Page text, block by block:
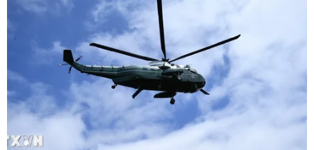
Nhà sử học Pháp viết về cuộc hành trình
của Chủ tịch Hồ Chí Minh
18/05/2020 04:09
Alain Ruscio, nhà sử học người Pháp, đã viết cuốn sách
"Hồ Chí Minh. Tác phẩm và đấu tranh," giới thiệu với
bạn đọc cuộc hành trình của Chủ tịch Hồ Chí Minh,